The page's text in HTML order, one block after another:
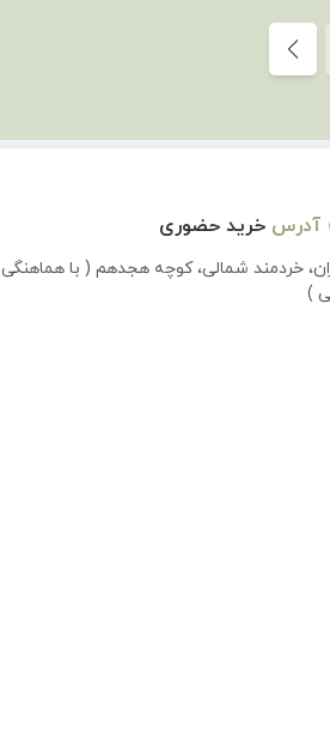
آدرس خرید حضوری
خردمند شمالی، کوچه هجدهم ( با هماهنگی
)